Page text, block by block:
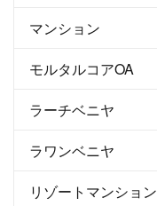
マンション
モルタルコアOA
ラーチベニヤ
ラワンベニヤ
リゾートマンション